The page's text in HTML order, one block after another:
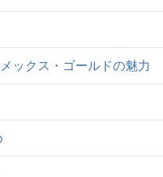
ックス・ゴールドの魅力